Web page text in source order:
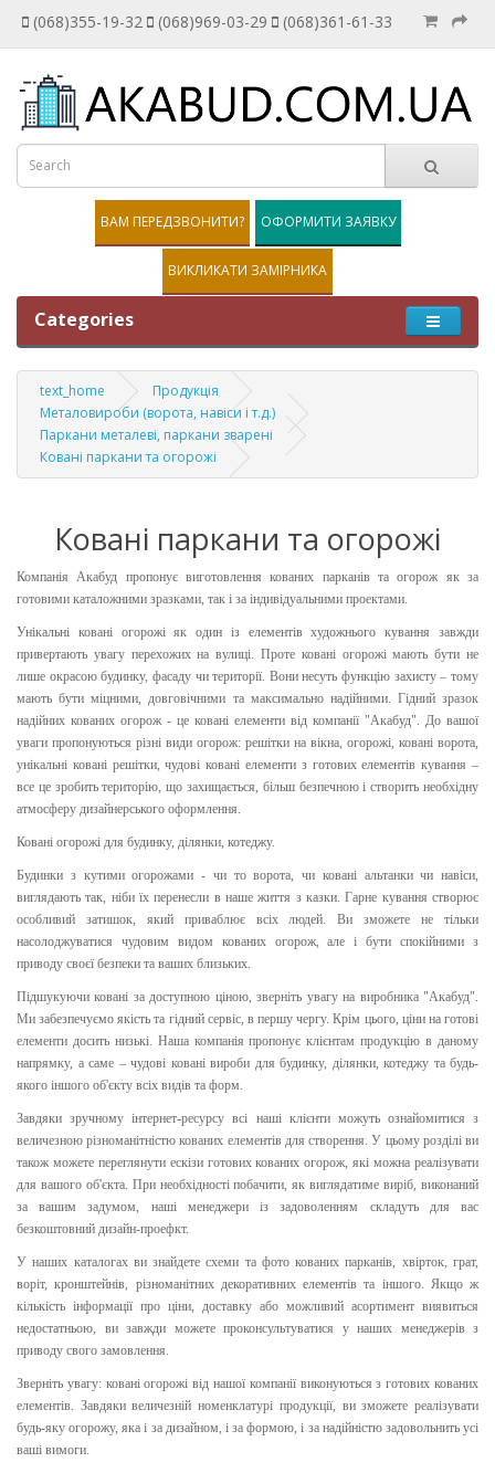
(068)355-19-32 (068)969-03-29 (068)361-61-33
ВАМ ПЕРЕДЗВОНИТИ? ОФОРМИТИ ЗАЯВКУ
ВИКЛИКАТИ ЗАМІРНИКА
Categories
text_home
Продукція
Металовироби (ворота, навіси і т.д.)
Паркани металеві, паркани зварені
Ковані паркани та огорожі
Ковані паркани та огорожі
Компанія Акабуд пропонує виготовлення кованих парканів та огорож як за
готовими каталожними зразками, так і за індивідуальними проектами.
Унікальні ковані огорожі як один із елементів художнього кування завжди
привертають увагу перехожих на вулиці. Проте ковані огорожі мають бути не
лише окрасою будинку, фасаду чи території. Вони несуть функцію захисту – тому
мають бути міцними, довговічними та максимально надійними. Гідний зразок
надійних кованих огорож - це ковані елементи від компанії "Акабуд". До вашої
уваги пропонуються різні види огорож: решітки на вікна, огорожі, ковані ворота,
унікальні ковані решітки, чудові ковані елементи з готових елементів кування –
все це зробить територію, що захищається, більш безпечною і створить необхідну
атмосферу дизайнерського оформлення.
Ковані огорожі для будинку, ділянки, котеджу.
Будинки з кутими огорожами - чи то ворота, чи ковані альтанки чи навіси,
виглядають так, ніби їх перенесли в наше життя з казки. Гарне кування створює
особливий затишок, який приваблює всіх людей. Ви зможете не тільки
насолоджуватися чудовим видом кованих огорож, але і бути спокійними з
приводу своєї безпеки та ваших близьких.
Підшукуючи ковані за доступною ціною, зверніть увагу на виробника "Акабуд".
Ми забезпечуємо якість та гідний сервіс, в першу чергу. Крім цього, ціни на готові
елементи досить низькі. Наша компанія пропонує клієнтам продукцію в даному
напрямку, а саме – чудові ковані вироби для будинку, ділянки, котеджу та будь-
якого іншого об'єкту всіх видів та форм.
Завдяки зручному інтернет-ресурсу всі наші клієнти можуть ознайомитися з
величезною різноманітністю кованих елементів для створення. У цьому розділі ви
також можете переглянути ескізи готових кованих огорож, які можна реалізувати
для вашого об'єкта. При необхідності побачити, як виглядатиме виріб, виконаний
за вашим задумом, наші менеджери із задоволенням складуть для вас
безкоштовний дизайн-проефкт.
У наших каталогах ви знайдете схеми та фото кованих парканів, хвірток, грат,
воріт, кронштейнів, різноманітних декоративних елементів та іншого. Якщо ж
кількість інформації про ціни, доставку або можливий асортимент виявиться
недостатньою, ви завжди можете проконсультуватися у наших менеджерів з
приводу свого замовлення.
Зверніть увагу: ковані огорожі від нашої компанії виконуються з готових кованих
елементів. Завдяки величезній номенклатурі продукції, ви зможете реалізувати
будь-яку огорожу, яка і за дизайном, і за формою, і за надійністю задовольнить усі
ваші вимоги.